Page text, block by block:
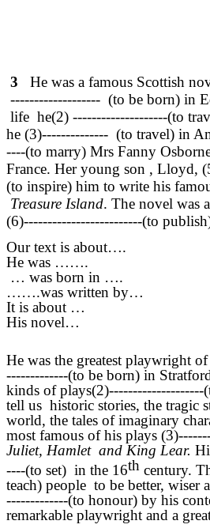
3 He was a famous Scottish
------------------- (to be born) in
life he(2) --------------------(to
he (3)-------------- (to travel) in
----(to marry) Mrs Fanny
France. Her young son ,
(to inspire) him to write his
Treasure Island. The novel was
(6)-------------------------(to
Our text is about….
He was …….
… was born in ….
…….was written by…
It is about …
His novel…
He was the greatest playwright
-------------(to be born) in
kinds of
tell us historic stories, the tragic
world, the tales of imaginary
most famous of his plays
Juliet, Hamlet and King Lear.
----(to set) in the 16th century.
teach) people to be better, wiser
-------------(to honour) by his
remarkable playwright and a